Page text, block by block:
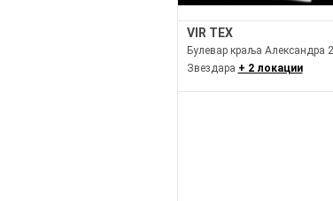
VIR TEX
Булевар краља Александра
Звездара + 2 локации